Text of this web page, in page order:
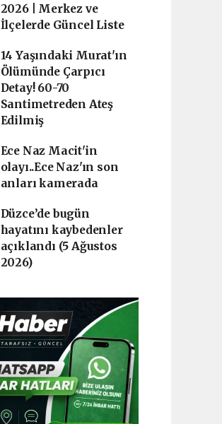
2026 | Merkez ve
İlçelerde Güncel Liste
14 Yaşındaki Murat'ın
Ölümünde Çarpıcı
Detay! 60-70
Santimetreden Ateş
Edilmiş
Ece Naz Macit'in
olayı..Ece Naz'ın son
anları kamerada
Düzce’de bugün
hayatını kaybedenler
açıklandı (5 Ağustos
2026)